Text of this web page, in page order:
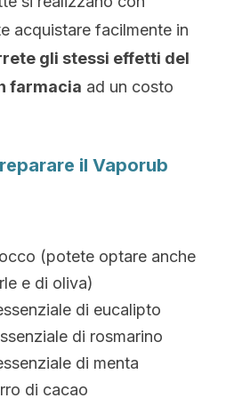
acquistare facilmente in
gli stessi effetti del
farmacia ad un costo
il Vaporub
(potete optare anche
e di oliva)
di eucalipto
di rosmarino
di menta
di cacao